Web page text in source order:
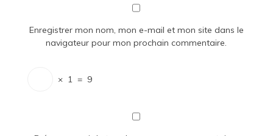
Enregistrer mon nom, mon e-mail et mon site dans le
navigateur pour mon prochain commentaire.
× 1 = 9